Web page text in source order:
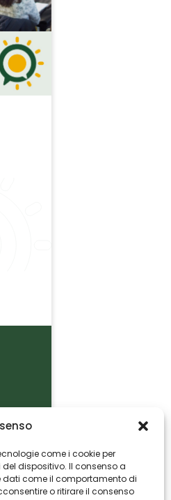
come i cookie per
dispositivo. Il consenso a
dati come il comportamento di
o ritirare il consenso